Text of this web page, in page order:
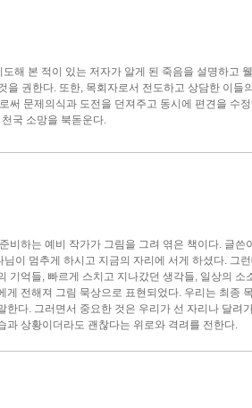
해 본 적이 있는 저자가 알게 된 죽음을 설명하고
권한다. 또한, 목회자로서 전도하고 상담한 이들
문제의식과 도전을 던져주고 동시에 편견을 수
국 소망을 북돋운다.
하는 예비 작가가 그림을 그려 엮은 책이다. 글쓴
이 멈추게 하시고 지금의 자리에 서게 하셨다. 그
기억들, 빠르게 스치고 지나갔던 생각들, 일상의 소
전해져 그림 묵상으로 표현되었다. 우리는 최종
다. 그러면서 중요한 것은 우리가 선 자리나 달려
상황이더라도 괜찮다는 위로와 격려를 전한다.